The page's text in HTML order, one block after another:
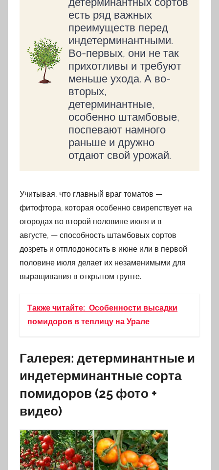
есть ряд важных
преимуществ перед
индетерминантными.
Во-первых, они не так
прихотливы и требуют
меньше ухода. А во-
вторых,
детерминантные,
особенно штамбовые,
поспевают намного
раньше и дружно
отдают свой урожай.
Учитывая, что главный враг томатов —
фитофтора, которая особенно свирепствует на
огородах во второй половине июля и в
августе, — способность штамбовых сортов
дозреть и отплодоносить в июне или в первой
половине июля делает их незаменимыми для
выращивания в открытом грунте.
Также читайте: Особенности высадки
помидоров в теплицу на Урале
Галерея: детерминантные и
индетерминантные сорта
помидоров (25 фото +
видео)